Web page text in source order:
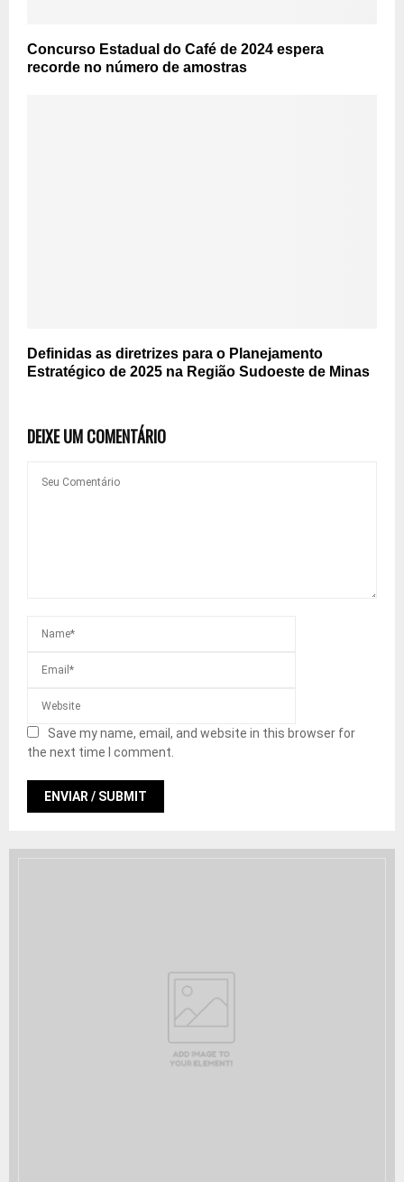
Concurso Estadual do Café de 2024 espera
recorde no número de amostras
Definidas as diretrizes para o Planejamento
Estratégico de 2025 na Região Sudoeste de Minas
DEIXE UM COMENTÁRIO
Save my name, email, and website in this browser for
the next time I comment.